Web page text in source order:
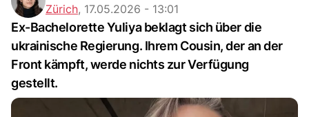
Zürich, 17.05.2026 - 13:01
Ex-Bachelorette Yuliya beklagt sich über die
ukrainische Regierung. Ihrem Cousin, der an der
Front kämpft, werde nichts zur Verfügung
gestellt.